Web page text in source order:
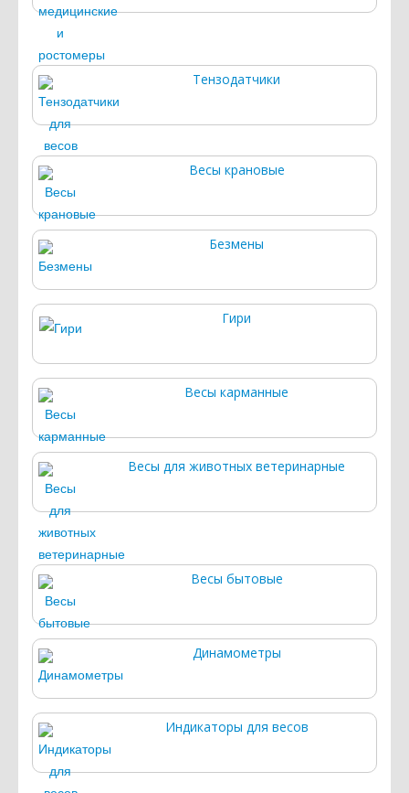
Тензодатчики
Весы крановые
Безмены
Гири
Весы карманные
Весы для животных ветеринарные
Весы бытовые
Динамометры
Индикаторы для весов